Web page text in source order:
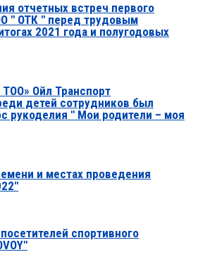
отчетных встреч первого
" ОТК " перед трудовым
2021 года и полугодовых
Ойл Транспорт
детей сотрудников был
рукоделия " Мои родители – моя
и местах проведения
спортивного